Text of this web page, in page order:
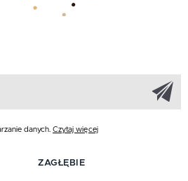
danych. Czytaj więcej
ZAGŁĘBIE